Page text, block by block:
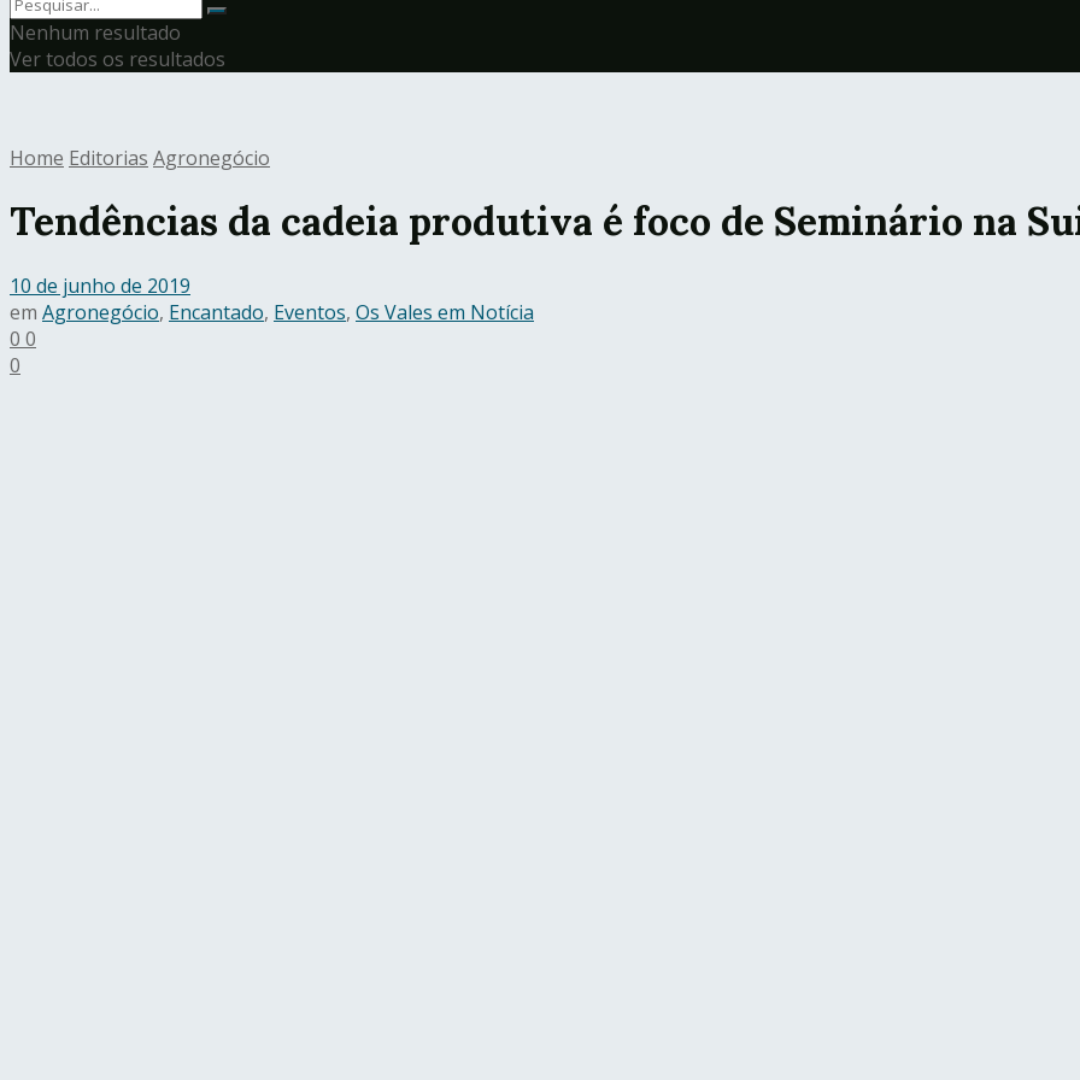
Nenhum resultado
Ver todos os resultados
Home Editorias Agronegócio
Tendências da cadeia produtiva é foco de Seminário na
10 de junho de 2019
em Agronegócio, Encantado, Eventos, Os Vales em Notícia
0 0
0